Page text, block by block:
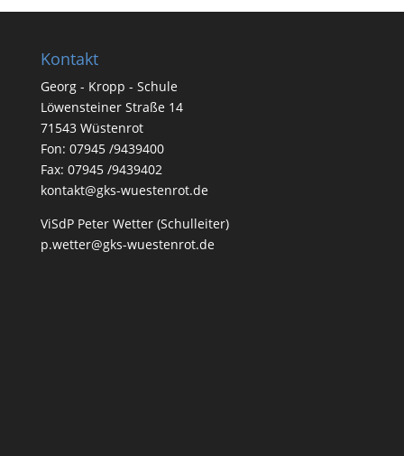
Kontakt
Georg - Kropp - Schule
Löwensteiner Straße 14
71543 Wüstenrot
Fon: 07945 /9439400
Fax: 07945 /9439402
kontakt@gks-wuestenrot.de
ViSdP Peter Wetter (Schulleiter)
p.wetter@gks-wuestenrot.de